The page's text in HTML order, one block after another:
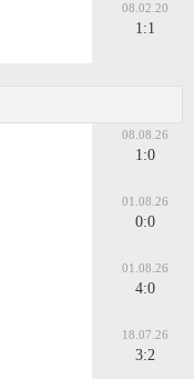
08.02.20
1:1
08.08.26
1:0
01.08.26
0:0
01.08.26
4:0
18.07.26
3:2